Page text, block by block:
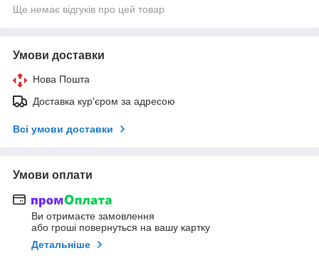
Ще немає відгуків про цей товар
Умови доставки
Нова Пошта
Доставка кур'єром за адресою
Всі умови доставки
Умови оплати
Ви отримаєте замовлення
або гроші повернуться на вашу картку
Детальніше